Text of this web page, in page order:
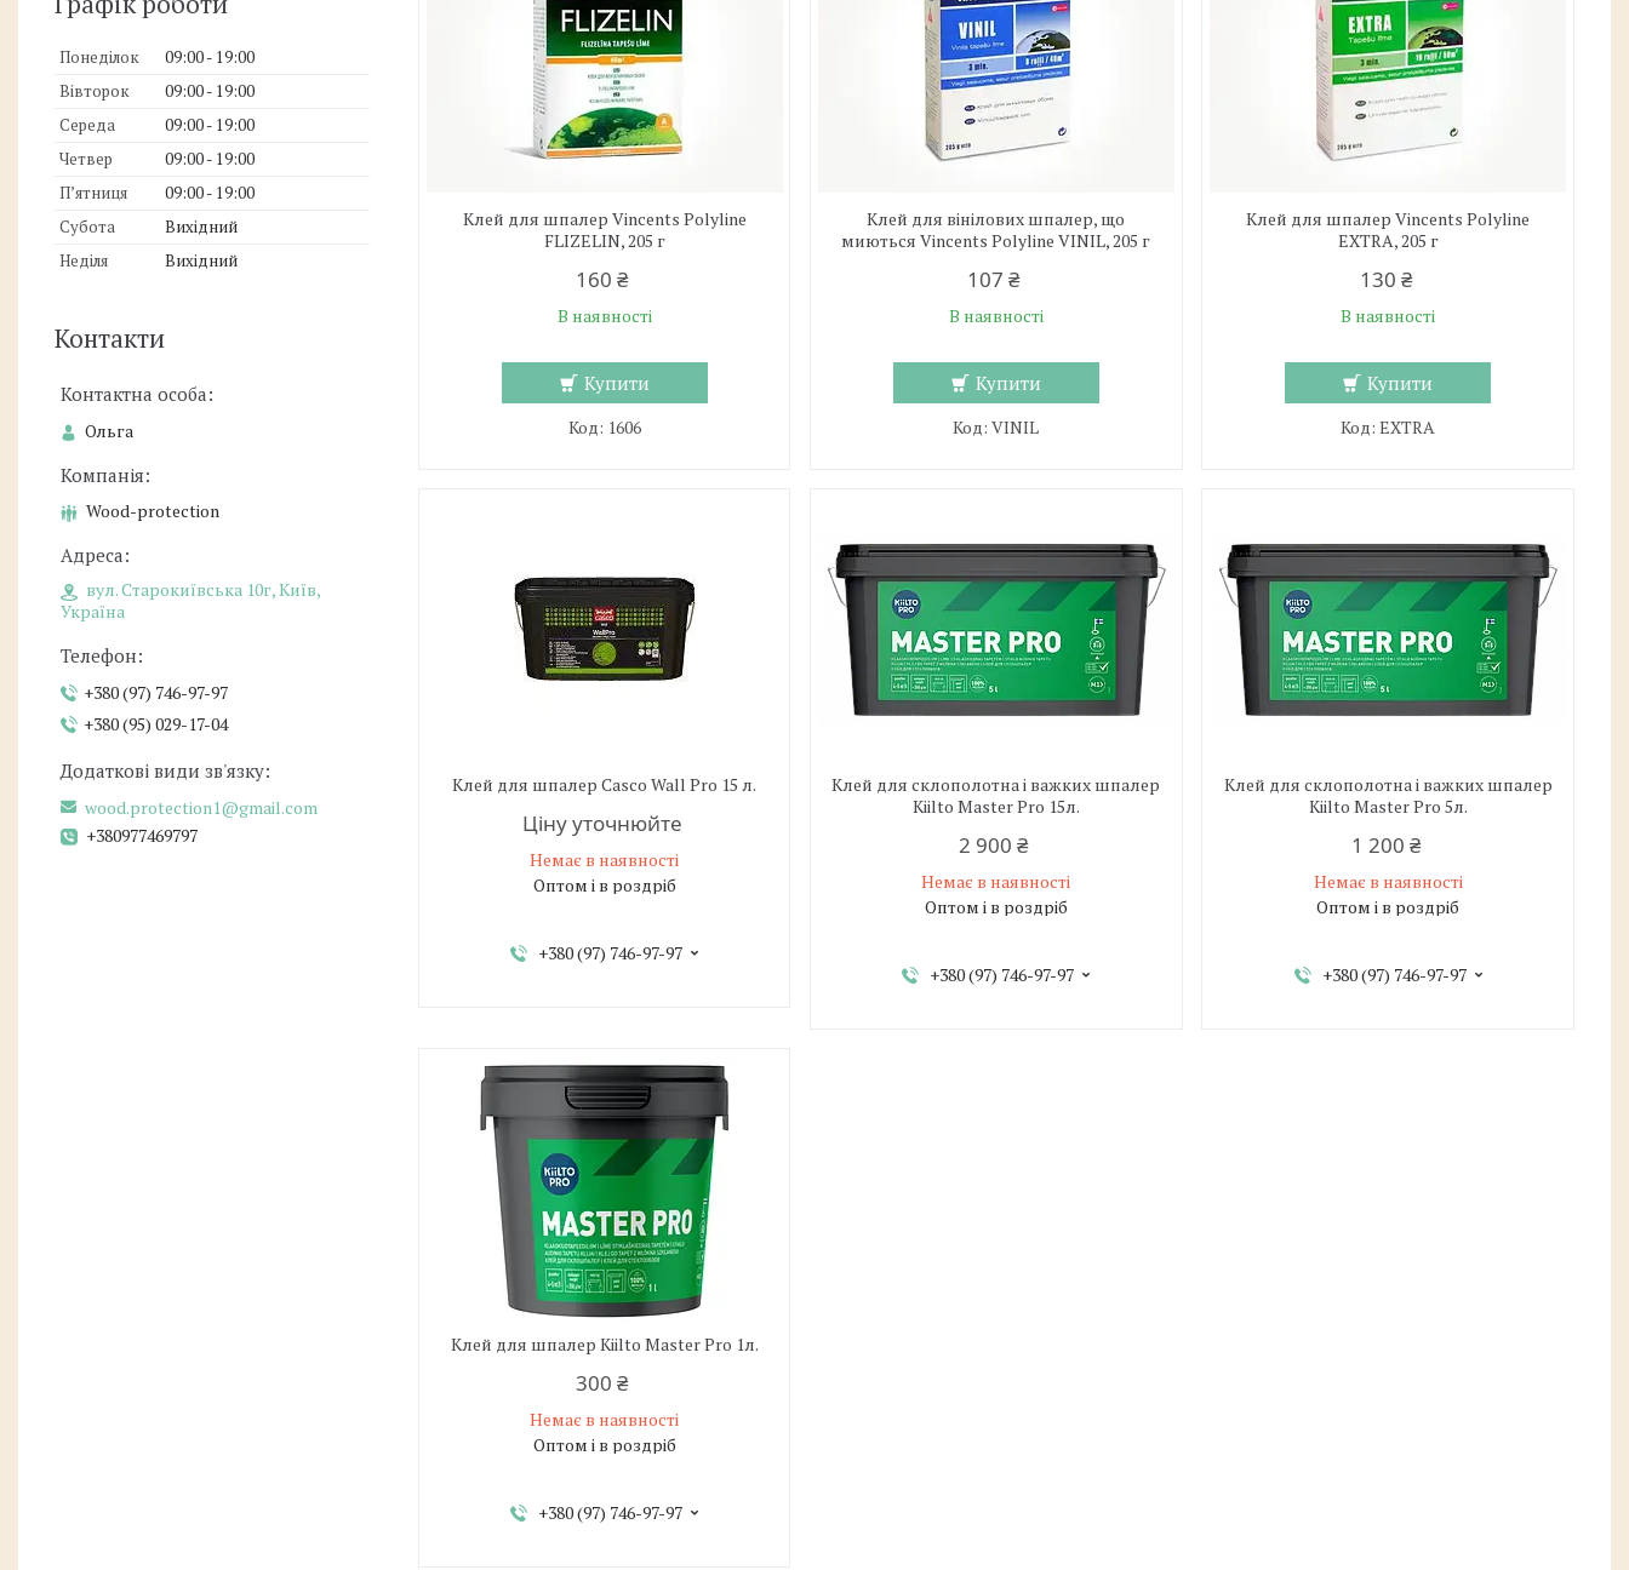
Клей для шпалер Vincents Polyline
FLIZELIN, 205 г
160 ₴
В наявності
Купити
1606
Клей для вінілових шпалер, що
миються Vincents Polyline VINIL, 205 г
107 ₴
В наявності
Купити
VINIL
Клей для шпалер Vincents Polyline
EXTRA, 205 г
130 ₴
В наявності
Купити
EXTRA
Клей для шпалер Casco Wall Pro 15 л.
Ціну уточнюйте
Немає в наявності
Оптом і в роздріб
+380 (97) 746-97-97
Клей для склополотна і важких шпалер
Kiilto Master Pro 15л.
2 900 ₴
Немає в наявності
Оптом і в роздріб
+380 (97) 746-97-97
Клей для склополотна і важких шпалер
Kiilto Master Pro 5л.
1 200 ₴
Немає в наявності
Оптом і в роздріб
+380 (97) 746-97-97
Клей для шпалер Kiilto Master Pro 1л.
300 ₴
Немає в наявності
Оптом і в роздріб
+380 (97) 746-97-97
Понеділок 09:00
19:00
Вівторок
09:00
19:00
Середа
09:00
19:00
Четвер
09:00
19:00
Пʼятниця
09:00
19:00
Субота
Вихідний
Неділя
Вихідний
Контакти
Ольга
Wood-protection
вул. Старокиївська 10г, Київ,
Україна
+380 (97) 746-97-97
+380 (95) 029-17-04
wood.protection1@gmail.com
+380977469797